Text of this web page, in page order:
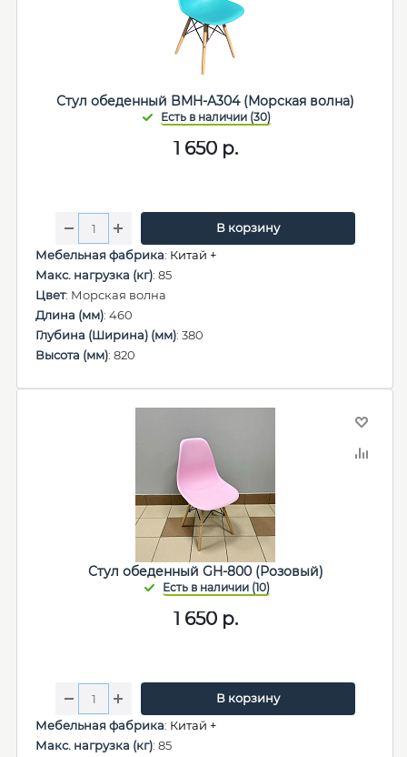
Стул обеденный BMH-A304 (Морская волна)
1 650р.
В корзину
Мебельная фабрика: Китай +
Макс. нагрузка (кг): 85
Цвет: Морская волна
Длина (мм): 460
Глубина (Ширина) (мм): 380
Высота (мм): 820
Стул обеденный GH-800 (Розовый)
1 650р.
В корзину
Мебельная фабрика: Китай +
Макс. нагрузка (кг): 85